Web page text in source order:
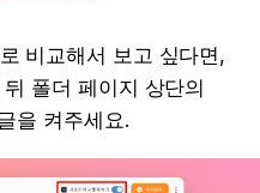
비교해서 보고 싶다면,
을 켜주세요.